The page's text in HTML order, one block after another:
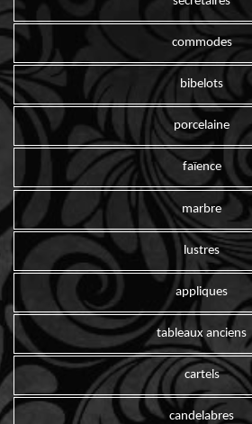
commodes
bibelots
porcelaine
faïence
marbre
lustres
appliques
tableaux anciens
cartels
candelabres